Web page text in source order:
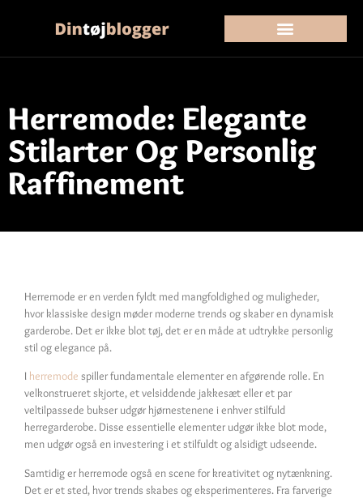
Herremode: Elegante
Stilarter Og Personlig
Raffinement
Herremode er en verden fyldt med mangfoldighed og muligheder,
hvor klassiske design møder moderne trends og skaber en dynamisk
garderobe. Det er ikke blot tøj, det er en måde at udtrykke personlig
stil og elegance på.
I herremode spiller fundamentale elementer en afgørende rolle. En
velkonstrueret skjorte, et velsiddende jakkesæt eller et par
veltilpassede bukser udgør hjørnestenene i enhver stilfuld
herregarderobe. Disse essentielle elementer udgør ikke blot mode,
men udgør også en investering i et stilfuldt og alsidigt udseende.
Samtidig er herremode også en scene for kreativitet og nytænkning.
Det er et sted, hvor trends skabes og eksperimenteres. Fra farverige